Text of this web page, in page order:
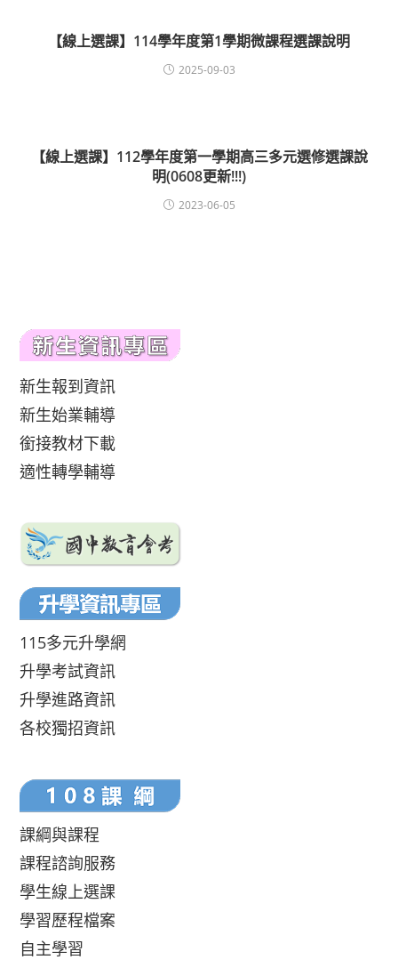
【線上選課】114學年度第1學期微課程選課說明
2025-09-03
【線上選課】112學年度第一學期高三多元選修選課說
明(0608更新!!!)
2023-06-05
新生報到資訊
新生始業輔導
銜接教材下載
適性轉學輔導
115多元升學網
升學考試資訊
升學進路資訊
各校獨招資訊
課綱與課程
課程諮詢服務
學生線上選課
學習歷程檔案
自主學習